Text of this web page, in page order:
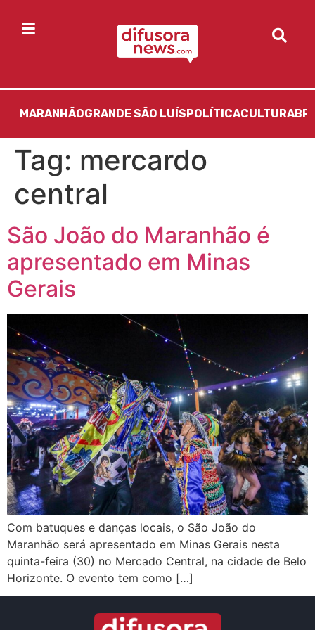
MARANHÃOGRANDE SÃO LUÍS POLÍTICACULTURA
Tag: mercardo
central
São João do Maranhão é
apresentado em Minas
Gerais
Com batuques e danças locais, o São João do
Maranhão será apresentado em Minas Gerais nesta
quinta-feira (30) no Mercado Central, na cidade de Belo
Horizonte. O evento tem como […]